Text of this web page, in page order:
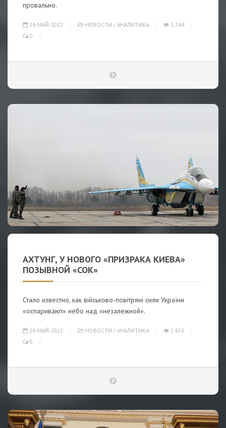
провально.
16-МАЙ-2022 НОВОСТИ / АНАЛИТИКА
1 764
0
АХТУНГ, У НОВОГО «ПРИЗРАКА КИЕВА»
ПОЗЫВНОЙ «СОК»
Стало известно, как військово-повітряні сили України
«оспаривают» небо над «незалежной».
16-МАЙ-2022 НОВОСТИ / АНАЛИТИКА
1 876
0